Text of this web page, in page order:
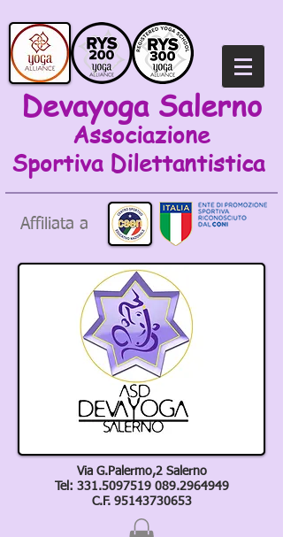
Devayoga Salerno
Associazione
Sportiva Dilettantistica
Affiliata a
Via G.Palermo,2 Salerno
Tel: 331.5097519 089.2964949
C.F. 95143730653